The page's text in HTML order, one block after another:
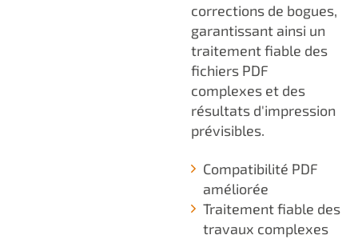
corrections de bogues,
garantissant ainsi un
traitement fiable des
fichiers PDF
complexes et des
résultats d'impression
prévisibles.
Compatibilité PDF
améliorée
Traitement fiable des
travaux complexes